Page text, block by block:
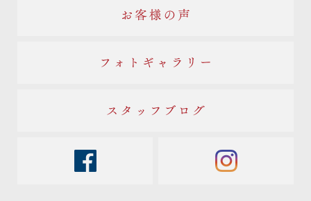
お客様の声
フォトギャラリー
スタッフブログ
instagram